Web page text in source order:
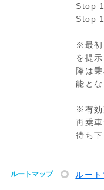
Stop
Stop
※最初
を提
降は
能とな
※有効
再乗
待ち下
ルートマップ ルー